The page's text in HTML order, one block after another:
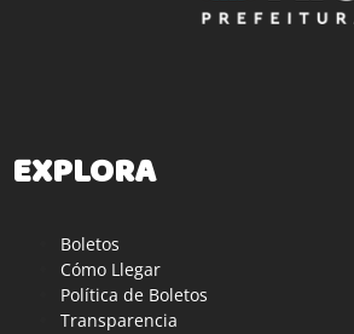
EXPLORA
Boletos
Cómo Llegar
Política de Boletos
Transparencia